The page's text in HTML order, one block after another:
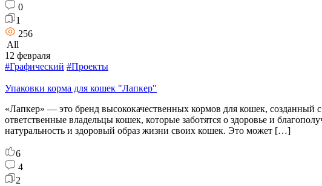
0
1
256
All
12 февраля
#Графический #Проекты
Упаковки корма для кошек "Лапкер"
«Лапкер» — это бренд высококачественных кормов для кошек, созданный
ответственные владельцы кошек, которые заботятся о здоровье и
натуральность и здоровый образ жизни своих кошек. Это может […]
6
4
2